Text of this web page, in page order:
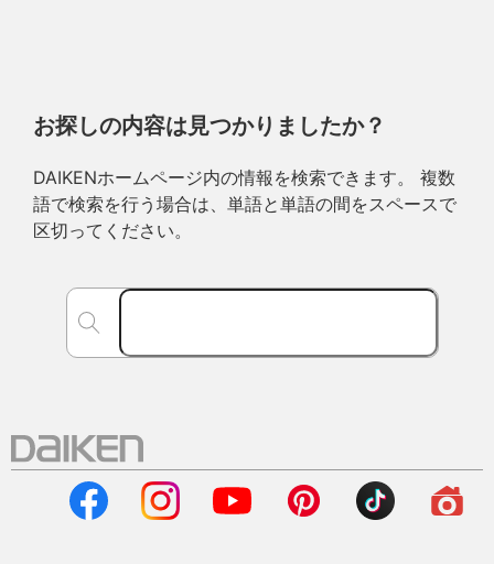
お探しの内容は見つかりましたか？
DAIKENホームページ内の情報を検索できます。 複数
語で検索を行う場合は、単語と単語の間をスペースで
区切ってください。